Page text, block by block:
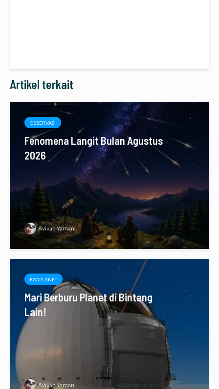
Artikel terkait
OBSERVASI
Fenomena Langit Bulan Agustus
2026
Avivah Yamani
EXOPLANET
Mari Berburu Planet di Bintang
Lain!
Avivah Yamani